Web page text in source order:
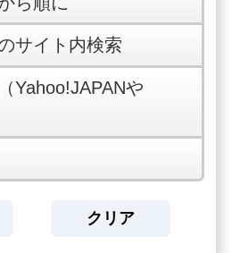
サイト内検索
Yahoo!JAPANや